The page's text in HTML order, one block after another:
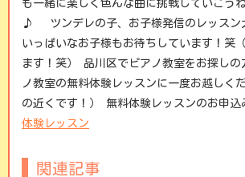
も一緒に楽しく色んな曲に挑戦していこ
♪ ツンデレの子、お子様発信のレッスン
いっぱいなお子様もお待ちしています！笑
ます！笑） 品川区でピアノ教室をお探しの
ノ教室の無料体験レッスンに一度お越しく
の近くです！） 無料体験レッスンのお申
体験レッスン
関連記事